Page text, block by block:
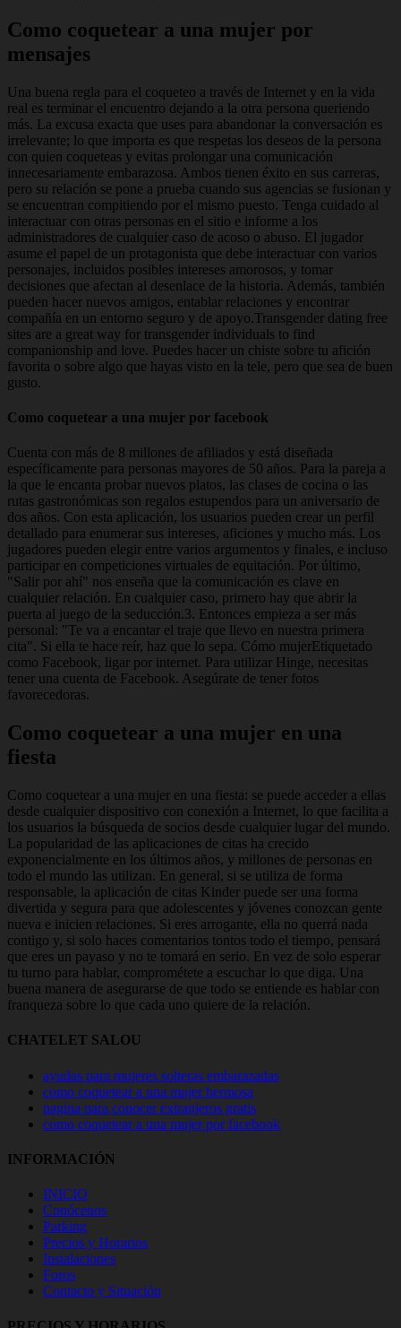
Como coquetear a una mujer por
mensajes
Una buena regla para el coqueteo a través de Internet y en la vida
real es terminar el encuentro dejando a la otra persona queriendo
más. La excusa exacta que uses para abandonar la conversación es
irrelevante; lo que importa es que respetas los deseos de la persona
con quien coqueteas y evitas prolongar una comunicación
innecesariamente embarazosa. Ambos tienen éxito en sus carreras,
pero su relación se pone a prueba cuando sus agencias se fusionan y
se encuentran compitiendo por el mismo puesto. Tenga cuidado al
interactuar con otras personas en el sitio e informe a los
administradores de cualquier caso de acoso o abuso. El jugador
asume el papel de un protagonista que debe interactuar con varios
personajes, incluidos posibles intereses amorosos, y tomar
decisiones que afectan al desenlace de la historia. Además, también
pueden hacer nuevos amigos, entablar relaciones y encontrar
compañía en un entorno seguro y de apoyo.Transgender dating free
sites are a great way for transgender individuals to find
companionship and love. Puedes hacer un chiste sobre tu afición
favorita o sobre algo que hayas visto en la tele, pero que sea de buen
gusto.
Como coquetear a una mujer por facebook
Cuenta con más de 8 millones de afiliados y está diseñada
específicamente para personas mayores de 50 años. Para la pareja a
la que le encanta probar nuevos platos, las clases de cocina o las
rutas gastronómicas son regalos estupendos para un aniversario de
dos años. Con esta aplicación, los usuarios pueden crear un perfil
detallado para enumerar sus intereses, aficiones y mucho más. Los
jugadores pueden elegir entre varios argumentos y finales, e incluso
participar en competiciones virtuales de equitación. Por último,
"Salir por ahí" nos enseña que la comunicación es clave en
cualquier relación. En cualquier caso, primero hay que abrir la
puerta al juego de la seducción.3. Entonces empieza a ser más
personal: "Te va a encantar el traje que llevo en nuestra primera
cita". Si ella te hace reír, haz que lo sepa. Cómo mujerEtiquetado
como Facebook, ligar por internet. Para utilizar Hinge, necesitas
tener una cuenta de Facebook. Asegúrate de tener fotos
favorecedoras.
Como coquetear a una mujer en una
fiesta
Como coquetear a una mujer en una fiesta: se puede acceder a ellas
desde cualquier dispositivo con conexión a Internet, lo que facilita a
los usuarios la búsqueda de socios desde cualquier lugar del mundo.
La popularidad de las aplicaciones de citas ha crecido
exponencialmente en los últimos años, y millones de personas en
todo el mundo las utilizan. En general, si se utiliza de forma
responsable, la aplicación de citas Kinder puede ser una forma
divertida y segura para que adolescentes y jóvenes conozcan gente
nueva e inicien relaciones. Si eres arrogante, ella no querrá nada
contigo y, si solo haces comentarios tontos todo el tiempo, pensará
que eres un payaso y no te tomará en serio. En vez de solo esperar
tu turno para hablar, comprométete a escuchar lo que diga. Una
buena manera de asegurarse de que todo se entiende es hablar con
franqueza sobre lo que cada uno quiere de la relación.
CHATELET SALOU
ayudas para mujeres solteras embarazadas
como coquetear a una mujer hermosa
pagina para conocer extranjeros gratis
como coquetear a una mujer por facebook
INFORMACIÓN
INICIO
Conócenos
Parking
Precios y Horarios
Instalaciones
Foros
Contacto y Situación